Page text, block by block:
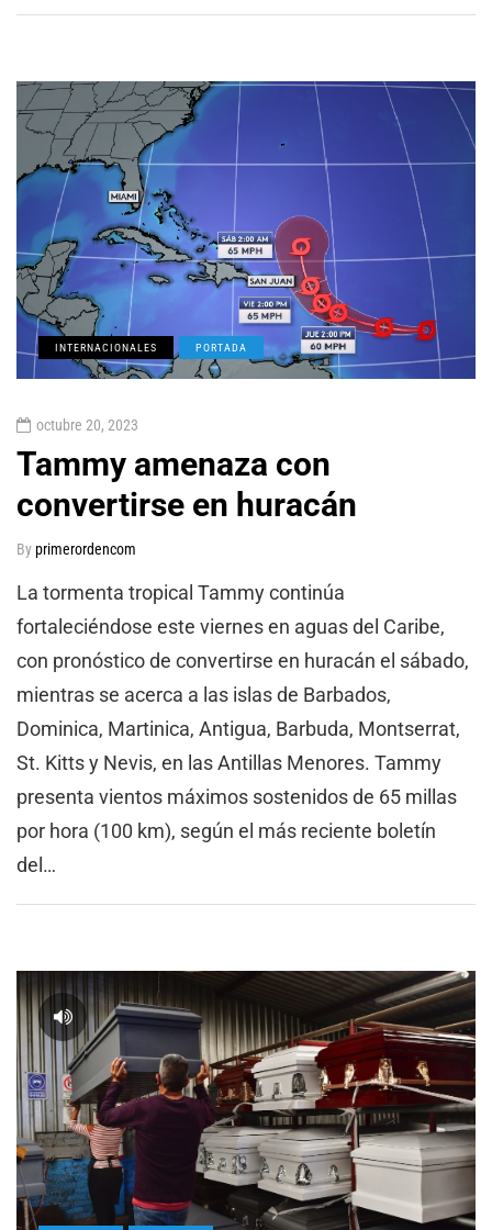
INTERNACIONALES PORTADA
octubre 20, 2023
Tammy amenaza con
convertirse en huracán
Byprimerordencom
La tormenta tropical Tammy continúa
fortaleciéndose este viernes en aguas del Caribe,
con pronóstico de convertirse en huracán el sábado,
mientras se acerca a las islas de Barbados,
Dominica, Martinica, Antigua, Barbuda, Montserrat,
St. Kitts y Nevis, en las Antillas Menores. Tammy
presenta vientos máximos sostenidos de 65 millas
por hora (100 km), según el más reciente boletín
del…